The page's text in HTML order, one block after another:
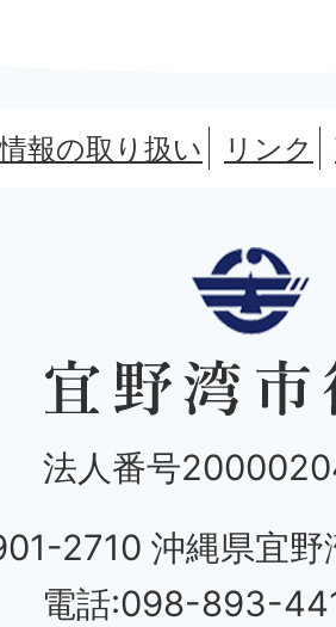
報の取り扱い リンク
法人番号
2710 沖縄県宜野
電話:098-893-